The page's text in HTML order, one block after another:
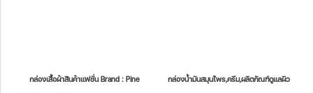
กล่องเสื้อผ้าสินค้าแฟชั่น Brand : Pine กล่องน้ำมันสมุนไพร,ครีม,ผลิตภัณฑ์ดูแลผิว